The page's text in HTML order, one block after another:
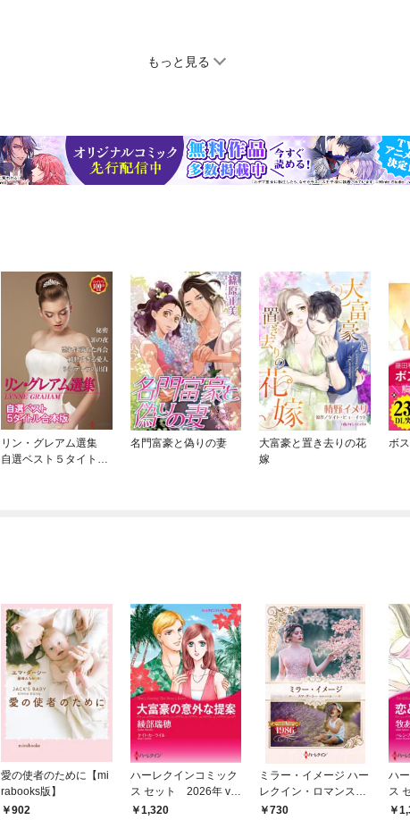
もっと見る
リン・グレアム選集
自選ベスト５タイトル
名門富豪と偽りの妻
大富豪と置き去りの花
嫁
ボ
愛の使者のために【mi
rabooks版】
902
ハーレクインコミック
ス セット 2026年 vo
l.868
1,320
ミラー・イメージ ハー
レクイン・ロマンス・
タイムマシン【ハーレ
730
ハ
ス